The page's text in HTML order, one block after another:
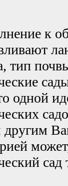
к
тип
одной